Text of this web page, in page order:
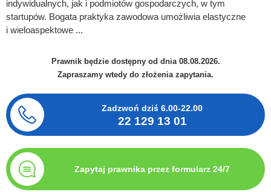
indywidualnych, jak i podmiotów gospodarczych, w tym
startupów. Bogata praktyka zawodowa umożliwia elastyczne
i wieloaspektowe ...
Prawnik będzie dostępny od dnia 08.08.2026.
Zapraszamy wtedy do złożenia zapytania.
Zadzwoń dziś 6.00-22.00
22 129 13 01
Zapytaj prawnika przez formularz 24/7